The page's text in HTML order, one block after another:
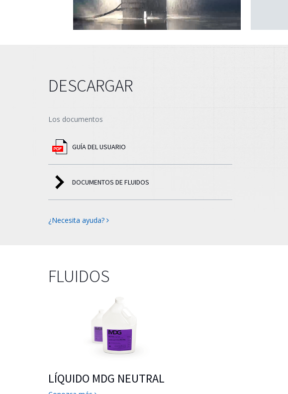
DESCARGAR
Los documentos
GUÍA DEL USUARIO
DOCUMENTOS DE FLUIDOS
¿Necesita ayuda?
FLUIDOS
LÍQUIDO MDG NEUTRAL